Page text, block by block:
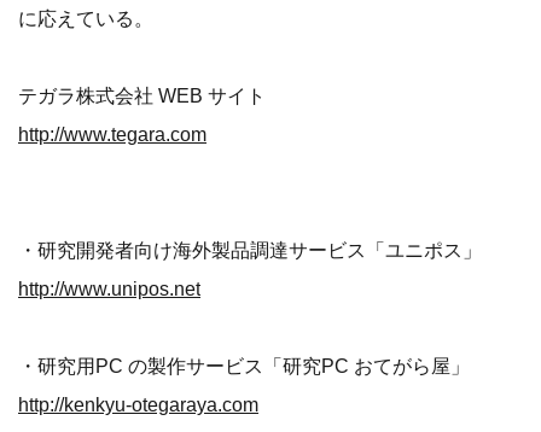
に応えている。
テガラ株式会社 WEB サイト
http://www.tegara.com
・研究開発者向け海外製品調達サービス「ユニポス」
http://www.unipos.net
・研究用PC の製作サービス「研究PC おてがら屋」
http://kenkyu-otegaraya.com